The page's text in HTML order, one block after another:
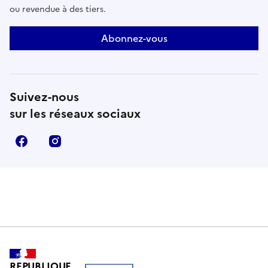
ou revendue à des tiers.
Abonnez-vous
Suivez-nous
sur les réseaux sociaux
Facebook